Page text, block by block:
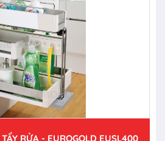
RỬA - EUROGOLD EUSL400